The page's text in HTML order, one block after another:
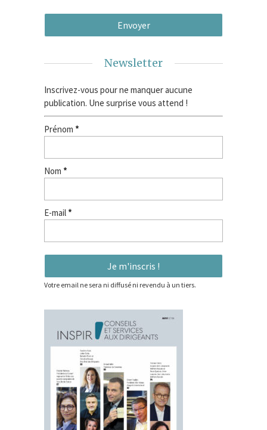
Newsletter
Inscrivez-vous pour ne manquer aucune
publication. Une surprise vous attend !
Prénom *
Nom *
E-mail *
Votre email ne sera ni diffusé ni revendu à un tiers.